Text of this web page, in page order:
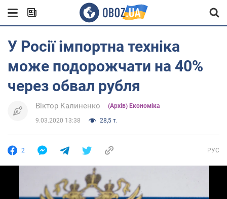
У Росії імпортна техніка
може подорожчати на 40%
через обвал рубля
Віктор Калиненко (Архів) Економіка
9.03.2020 13:38 28,5 т.
2 РУС